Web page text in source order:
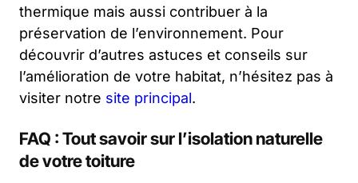
thermique mais aussi contribuer à la
préservation de l’environnement. Pour
découvrir d’autres astuces et conseils sur
l’amélioration de votre habitat, n’hésitez pas à
visiter notre site principal.
FAQ : Tout savoir sur l’isolation naturelle
de votre toiture